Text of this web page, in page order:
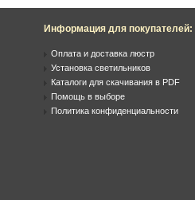
Информация для покупателей:
Оплата и доставка люстр
Установка светильников
Каталоги для скачивания в PDF
Помощь в выборе
Политика конфиденциальности